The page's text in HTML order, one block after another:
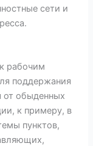
сети и
рабочим
поддержания
от обыденных
к примеру, в
пунктов,